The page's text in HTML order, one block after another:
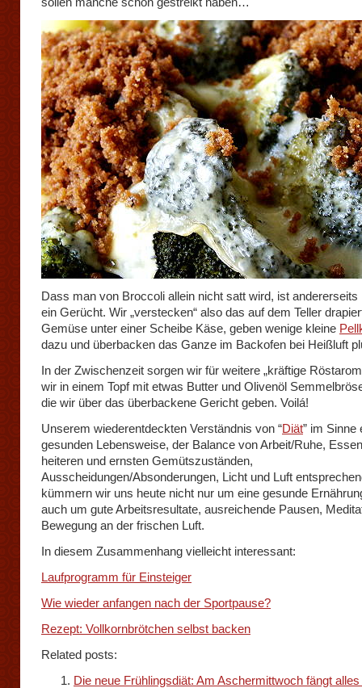
Dass man von Broccoli allein nicht satt wird, ist andererseits
ein Gerücht. Wir „verstecken“ also das auf dem Teller
Gemüse unter einer Scheibe Käse, geben wenige kleine
dazu und überbacken das Ganze im Backofen bei Heißluft
In der Zwischenzeit sorgen wir für weitere „kräftige
wir in einem Topf mit etwas Butter und Olivenöl
die wir über das überbackene Gericht geben. Voilá!
Unserem wiederentdeckten Verständnis von “Diät” im Sinne
gesunden Lebensweise, der Balance von Arbeit/Ruhe,
heiteren und ernsten Gemütszuständen,
Ausscheidungen/Absonderungen, Licht und Luft
kümmern wir uns heute nicht nur um eine gesunde
auch um gute Arbeitsresultate, ausreichende Pausen,
Bewegung an der frischen Luft.
In diesem Zusammenhang vielleicht interessant:
Laufprogramm für Einsteiger
Wie wieder anfangen nach der Sportpause?
Rezept: Vollkornbrötchen selbst backen
Related posts:
Die neue Frühlingsdiät: Am Aschermittwoch fängt